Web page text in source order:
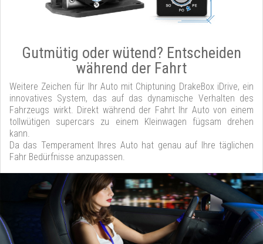
Gutmütig oder wütend? Entscheiden
während der Fahrt
Weitere Zeichen für Ihr Auto mit Chiptuning DrakeBox iDrive, ein
innovatives System, das auf das dynamische Verhalten des
Fahrzeugs wirkt. Direkt während der Fahrt Ihr Auto von einem
tollwütigen supercars zu einem Kleinwagen fügsam drehen
kann.
Da das Temperament Ihres Auto hat genau auf Ihre täglichen
Fahr Bedürfnisse anzupassen.